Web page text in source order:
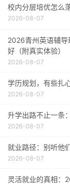
校内分层培优怎么
2026-08-07
2026青州英语辅导
好（附真实体验）
2026-08-07
学历规划，有些扎
2026-08-07
升学出路不止一条
2026-08-07
就业路径：别听他
2026-08-07
灵活就业的真相：